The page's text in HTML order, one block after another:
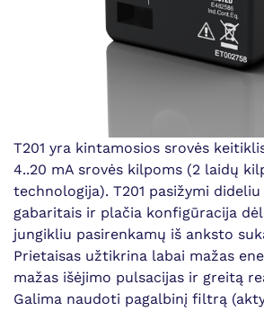
T201 yra kintamosios srovės
4..20 mA srovės kilpoms (2 laidų
technologija). T201 pasižymi
gabaritais ir plačia konfigūracija
jungikliu pasirenkamų iš anksto
Prietaisas užtikrina labai mažas
mažas išėjimo pulsacijas ir greitą
Galima naudoti pagalbinį filtrą